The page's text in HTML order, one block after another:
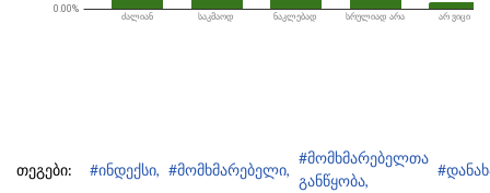
თეგები: #ინდექსი, #მომხმარებელი,
#მომხმარებელთა
განწყობა,